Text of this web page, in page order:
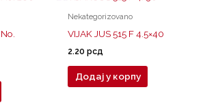
Nekategorizovano
VIJAK JUS 515 F 4.5×40
2.20рсд
Додај у корпу